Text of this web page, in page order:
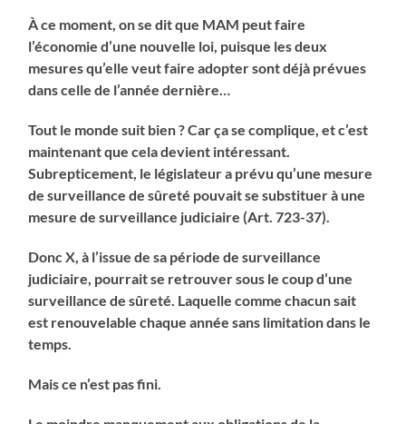
À ce moment, on se dit que MAM peut faire
l’économie d’une nouvelle loi, puisque les deux
mesures qu’elle veut faire adopter sont déjà prévues
dans celle de l’année dernière…
Tout le monde suit bien ? Car ça se complique, et c’est
maintenant que cela devient intéressant.
Subrepticement, le législateur a prévu qu’une mesure
de surveillance de sûreté pouvait se substituer à une
mesure de surveillance judiciaire (Art. 723-37).
Donc X, à l’issue de sa période de surveillance
judiciaire, pourrait se retrouver sous le coup d’une
surveillance de sûreté. Laquelle comme chacun sait
est renouvelable chaque année sans limitation dans le
temps.
Mais ce n’est pas fini.